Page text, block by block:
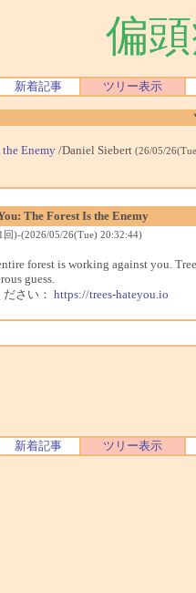
偏
新着記事 ツリー表示
the Enemy/Daniel Siebert (26/05/
The Forest Is the Enemy
回)-(2026/05/26(Tue) 20:32:44)
forest is working against you.
guess.
さい： https://trees-hateyou.io
新着記事 ツリー表示